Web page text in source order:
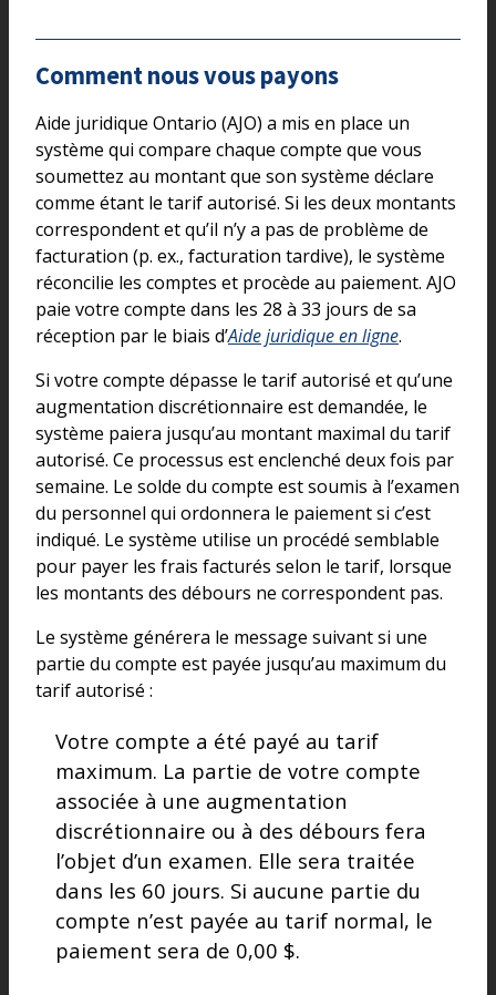
Comment nous vous payons
Aide juridique Ontario (AJO) a mis en place un
système qui compare chaque compte que vous
soumettez au montant que son système déclare
comme étant le tarif autorisé. Si les deux montants
correspondent et qu’il n’y a pas de problème de
facturation (p. ex., facturation tardive), le système
réconcilie les comptes et procède au paiement. AJO
paie votre compte dans les 28 à 33 jours de sa
réception par le biais d’Aide juridique en ligne.
Si votre compte dépasse le tarif autorisé et qu’une
augmentation discrétionnaire est demandée, le
système paiera jusqu’au montant maximal du tarif
autorisé. Ce processus est enclenché deux fois par
semaine. Le solde du compte est soumis à l’examen
du personnel qui ordonnera le paiement si c’est
indiqué. Le système utilise un procédé semblable
pour payer les frais facturés selon le tarif, lorsque
les montants des débours ne correspondent pas.
Le système générera le message suivant si une
partie du compte est payée jusqu’au maximum du
tarif autorisé :
Votre compte a été payé au tarif
maximum. La partie de votre compte
associée à une augmentation
discrétionnaire ou à des débours fera
l’objet d’un examen. Elle sera traitée
dans les 60 jours. Si aucune partie du
compte n’est payée au tarif normal, le
paiement sera de 0,00 $.